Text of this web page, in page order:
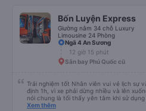
Bốn Luyện Express
Giường nằm 34 chỗ Luxury
Limousine 24 Phòng
Ngã 4 An Sương
12 giờ 15 phút
Sân bay Phú Quốc cũ
Trải nghiệm tốt Nhân viên vui vẻ lịch sự
định 1h, vì xe phải dừng nhiều và lên
nói chung là tối thấy yên tâm khi sử
hộ và giới thiệu cho người thân sử dụng
Xem thêm